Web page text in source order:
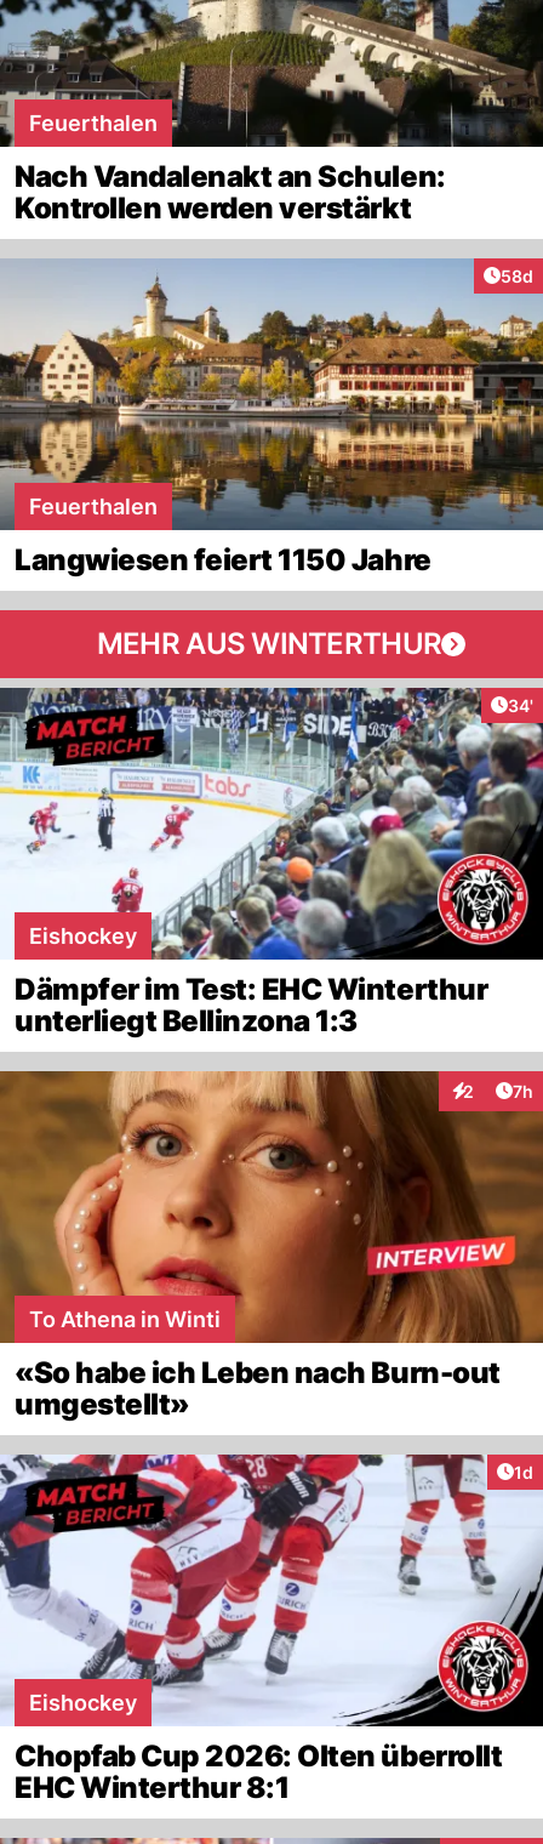
Feuerthalen
Nach Vandalenakt an Schulen:
Kontrollen werden verstärkt
58d
Feuerthalen
Langwiesen feiert 1150 Jahre
MEHR AUS WINTERTHUR
34'
Eishockey
Dämpfer im Test: EHC Winterthur
unterliegt Bellinzona 1:3
2 7h
To Athena in Winti
«So habe ich Leben nach Burn-out
umgestellt»
1d
Eishockey
Chopfab Cup 2026: Olten überrollt
EHC Winterthur 8:1